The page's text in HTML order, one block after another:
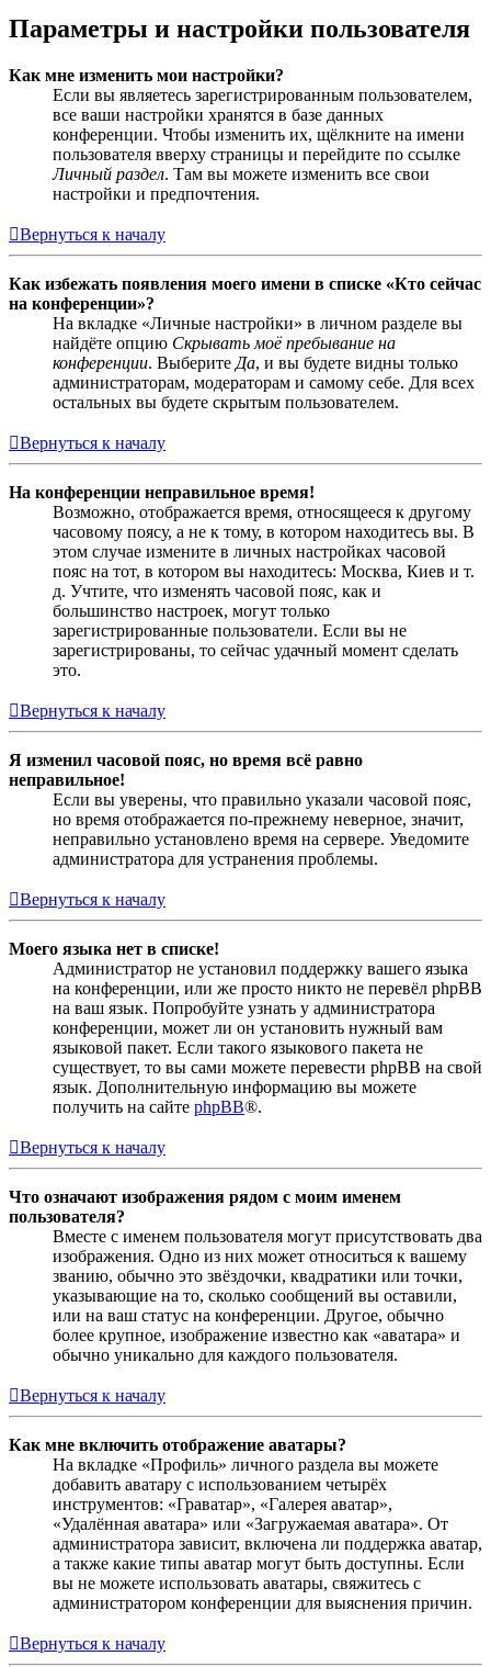
Параметры и настройки пользователя
Как мне изменить мои настройки?
Если вы являетесь зарегистрированным пользователем,
все ваши настройки хранятся в базе данных
конференции. Чтобы изменить их, щёлкните на имени
пользователя вверху страницы и перейдите по ссылке
Личный раздел. Там вы можете изменить все свои
настройки и предпочтения.
Вернуться к началу
Как избежать появления моего имени в списке «Кто сейчас
на конференции»?
На вкладке «Личные настройки» в личном разделе вы
найдёте опцию Скрывать моё пребывание на
конференции. Выберите Да, и вы будете видны только
администраторам, модераторам и самому себе. Для всех
остальных вы будете скрытым пользователем.
Вернуться к началу
На конференции неправильное время!
Возможно, отображается время, относящееся к другому
часовому поясу, а не к тому, в котором находитесь вы. В
этом случае измените в личных настройках часовой
пояс на тот, в котором вы находитесь: Москва, Киев и т.
д. Учтите, что изменять часовой пояс, как и
большинство настроек, могут только
зарегистрированные пользователи. Если вы не
зарегистрированы, то сейчас удачный момент сделать
это.
Вернуться к началу
Я изменил часовой пояс, но время всё равно
неправильное!
Если вы уверены, что правильно указали часовой пояс,
но время отображается по-прежнему неверное, значит,
неправильно установлено время на сервере. Уведомите
администратора для устранения проблемы.
Вернуться к началу
Моего языка нет в списке!
Администратор не установил поддержку вашего языка
на конференции, или же просто никто не перевёл phpBB
на ваш язык. Попробуйте узнать у администратора
конференции, может ли он установить нужный вам
языковой пакет. Если такого языкового пакета не
существует, то вы сами можете перевести phpBB на свой
язык. Дополнительную информацию вы можете
получить на сайте phpBB®.
Вернуться к началу
Что означают изображения рядом с моим именем
пользователя?
Вместе с именем пользователя могут присутствовать два
изображения. Одно из них может относиться к вашему
званию, обычно это звёздочки, квадратики или точки,
указывающие на то, сколько сообщений вы оставили,
или на ваш статус на конференции. Другое, обычно
более крупное, изображение известно как «аватара» и
обычно уникально для каждого пользователя.
Вернуться к началу
Как мне включить отображение аватары?
На вкладке «Профиль» личного раздела вы можете
добавить аватару с использованием четырёх
инструментов: «Граватар», «Галерея аватар»,
«Удалённая аватара» или «Загружаемая аватара». От
администратора зависит, включена ли поддержка аватар,
а также какие типы аватар могут быть доступны. Если
вы не можете использовать аватары, свяжитесь с
администратором конференции для выяснения причин.
Вернуться к началу